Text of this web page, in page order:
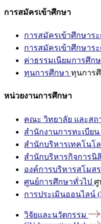
การสมัครเข้าศึกษา
การสมัครเข้าศึกษา
การสมัครเข้าศึกษา
ค่าธรรมเนียมการศึก
ทุนการศึกษา ทุนการ
หน่วยงานการศึกษา
คณะ วิทยาลัย และสถ
สำนักงานการทะเบียน
สำนักบริหารเทคโนโ
สำนักบริหารกิจการนิ
องค์การบริหารสโมส
ศูนย์การศึกษาทั่วไป ศู
การประเมินออนไลน์
วิจัยและนวัตกรรม